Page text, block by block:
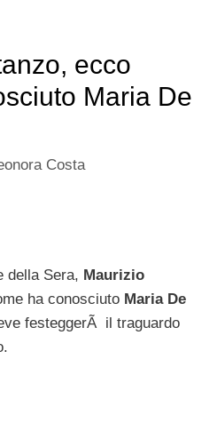
ecco
Maria De
Costa
della Sera, Maurizio
ha conosciuto Maria De
festeggerÃ il traguardo